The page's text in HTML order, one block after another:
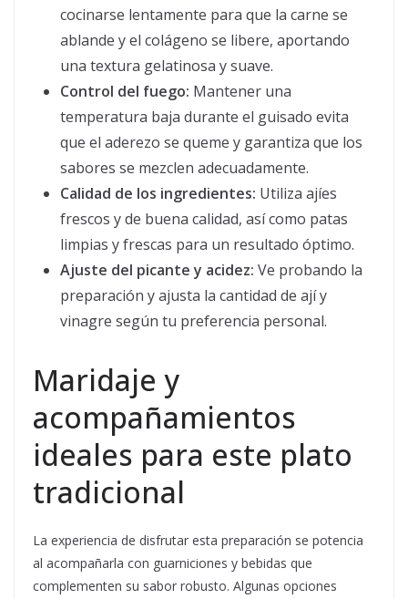
cocinarse lentamente para que la carne se
ablande y el colágeno se libere, aportando
una textura gelatinosa y suave.
Control del fuego: Mantener una
temperatura baja durante el guisado evita
que el aderezo se queme y garantiza que los
sabores se mezclen adecuadamente.
Calidad de los ingredientes: Utiliza ajíes
frescos y de buena calidad, así como patas
limpias y frescas para un resultado óptimo.
Ajuste del picante y acidez: Ve probando la
preparación y ajusta la cantidad de ají y
vinagre según tu preferencia personal.
Maridaje y
acompañamientos
ideales para este plato
tradicional
La experiencia de disfrutar esta preparación se potencia
al acompañarla con guarniciones y bebidas que
complementen su sabor robusto. Algunas opciones